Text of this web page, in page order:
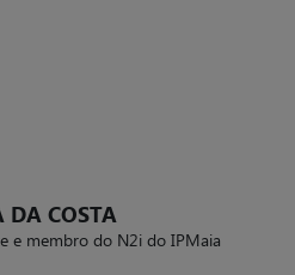
DA COSTA
e membro do N2i do IPMaia